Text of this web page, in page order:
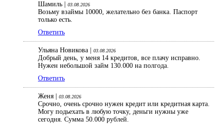
Шамиль | 03.08.2026
Возьму взаймы 10000, желательно без банка. Паспорт
только есть.
Ответить
Ульяна Новикова | 03.08.2026
Добрый день, у меня 14 кредитов, все плачу исправно.
Нужен небольшой займ 130.000 на полгода.
Ответить
Женя | 03.08.2026
Срочно, очень срочно нужен кредит или кредитная карта.
Могу подьехать в любую точку, деньги нужны уже
сегодня. Сумма 50.000 рублей.